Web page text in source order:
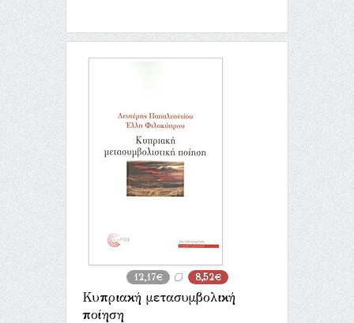
12,17€ 8,52€
Κυπριακή μετασυμβολική
ποίηση